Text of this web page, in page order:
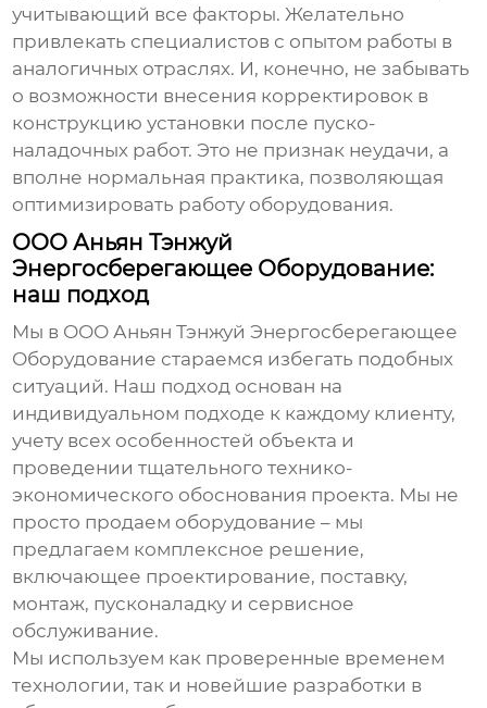
учитывающий все факторы. Желательно
привлекать специалистов с опытом работы в
аналогичных отраслях. И, конечно, не забывать
о возможности внесения корректировок в
конструкцию установки после пуско-
наладочных работ. Это не признак неудачи, а
вполне нормальная практика, позволяющая
оптимизировать работу оборудования.
ООО Аньян Тэнжуй
Энергосберегающее Оборудование:
наш подход
Мы в ООО Аньян Тэнжуй Энергосберегающее
Оборудование стараемся избегать подобных
ситуаций. Наш подход основан на
индивидуальном подходе к каждому клиенту,
учету всех особенностей объекта и
проведении тщательного технико-
экономического обоснования проекта. Мы не
просто продаем оборудование – мы
предлагаем комплексное решение,
включающее проектирование, поставку,
монтаж, пусконаладку и сервисное
обслуживание.
Мы используем как проверенные временем
технологии, так и новейшие разработки в